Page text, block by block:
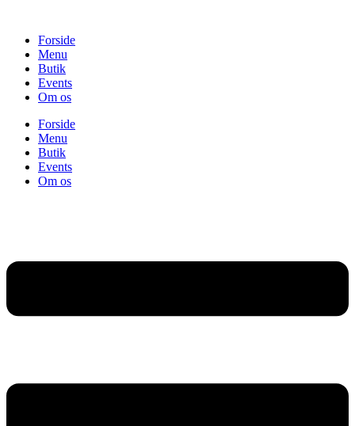
indholdForside
Menu
Butik
Events
Om os
Forside
Menu
Butik
Events
Om os